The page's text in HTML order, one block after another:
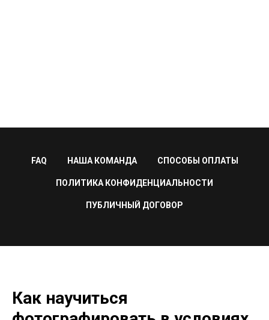
FAQ НАША КОМАНДА СПОСОБЫ ОПЛАТЫ
ПОЛИТИКА КОНФИДЕНЦИАЛЬНОСТИ
ПУБЛИЧНЫЙ ДОГОВОР
Как научиться